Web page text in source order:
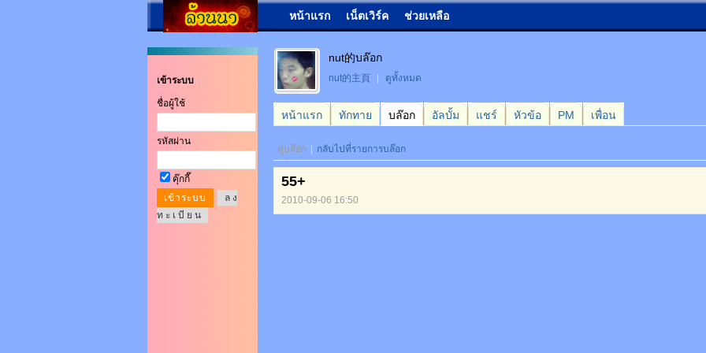
หน้าแรก เน็ตเวิร์ค ช่วยเหลือ
เข้าระบบ
ชื่อผู้ใช้
รหัสผ่าน
คุ๊กกี๊
ล ง
ท ะ เ บี ย น
nut的บล๊อก
nut的主頁 ดูทั้งหมด
หน้าแรก ทักทาย บล๊อก อัลบั้ม แชร์ หัวข้อ PM เพื่อน
ดูบล๊อก กลับไปที่รายการบล๊อก
55+
2010-09-06 16:50